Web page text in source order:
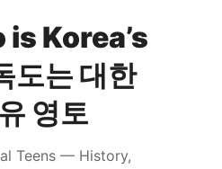
Korea’s
도는 대한
영토
Teens — History,